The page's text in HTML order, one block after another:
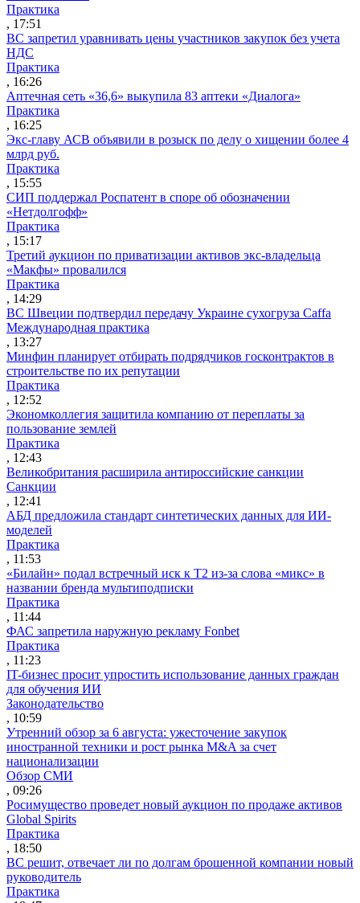
Практика
, 17:51
ВС запретил уравнивать цены участников закупок без учета
НДС
Практика
, 16:26
Аптечная сеть «36,6» выкупила 83 аптеки «Диалога»
Практика
, 16:25
Экс-главу АСВ объявили в розыск по делу о хищении более 4
млрд руб.
Практика
, 15:55
СИП поддержал Роспатент в споре об обозначении
«Нетдолгофф»
Практика
, 15:17
Третий аукцион по приватизации активов экс-владельца
«Макфы» провалился
Практика
, 14:29
ВС Швеции подтвердил передачу Украине сухогруза Caffa
Международная практика
, 13:27
Минфин планирует отбирать подрядчиков госконтрактов в
строительстве по их репутации
Практика
, 12:52
Экономколлегия защитила компанию от переплаты за
пользование землей
Практика
, 12:43
Великобритания расширила антироссийские санкции
Санкции
, 12:41
АБД предложила стандарт синтетических данных для ИИ-
моделей
Практика
, 11:53
«Билайн» подал встречный иск к Т2 из-за слова «микс» в
названии бренда мультиподписки
Практика
, 11:44
ФАС запретила наружную рекламу Fonbet
Практика
, 11:23
IT-бизнес просит упростить использование данных граждан
для обучения ИИ
Законодательство
, 10:59
Утренний обзор за 6 августа: ужесточение закупок
иностранной техники и рост рынка M&A за счет
национализации
Обзор СМИ
, 09:26
Росимущество проведет новый аукцион по продаже активов
Global Spirits
Практика
, 18:50
ВС решит, отвечает ли по долгам брошенной компании новый
руководитель
Практика